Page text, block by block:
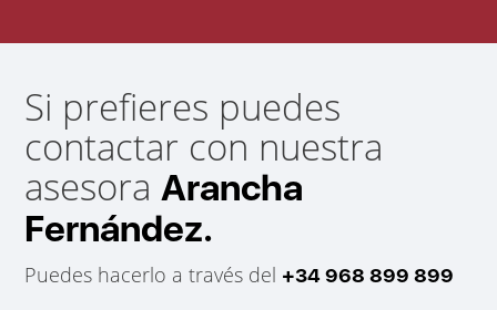
Si prefieres puedes
contactar con nuestra
asesoraArancha
Fernández.
Puedes hacerlo a través del +34 968 899 899